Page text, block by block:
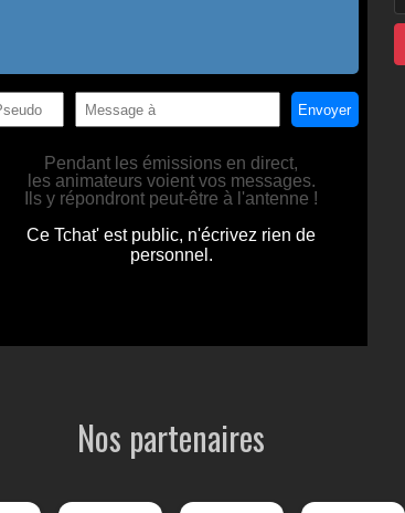
Nos partenaires